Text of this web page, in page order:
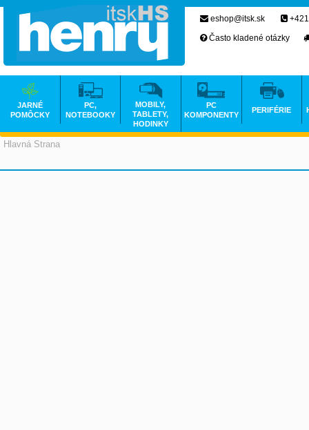
Hlavná Strana
eshop@itsk.sk
Často kladené otázky
JARNÉ
POMÔCKY
PC,
NOTEBOOKY
MOBILY,
TABLETY,
HODINKY
PC
KOMPONENTY
PERIFÉRIE